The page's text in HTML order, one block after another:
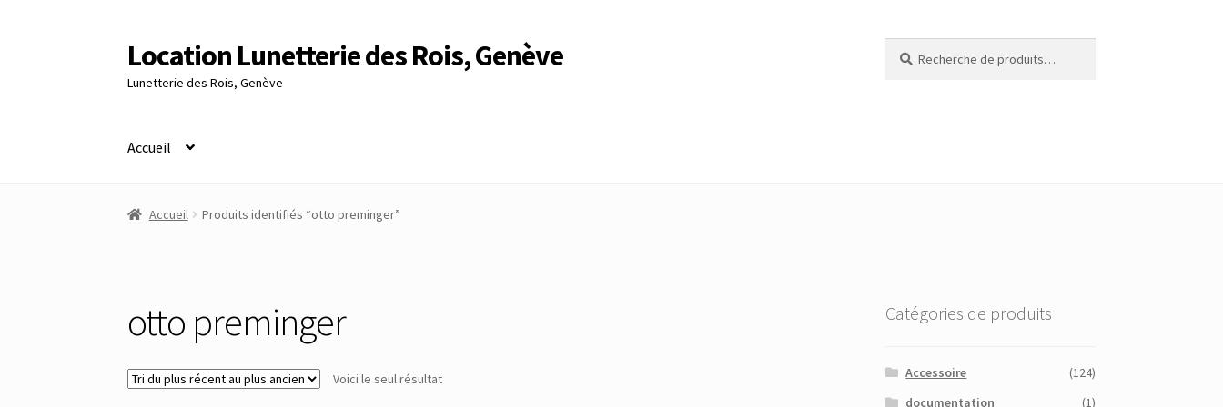
Aller
à
la
Aller
au
contenu
Location Lunetterie des Rois, Genève
Lunetterie des Rois, Genève
pour :
Accueil
Accueil Altimètre Artaria Genève Commande
Accueil Produits identifiés “otto preminger”
otto preminger
Voici le seul résultat
Catégories de produits
Accessoire
(124)
documentation
(1)